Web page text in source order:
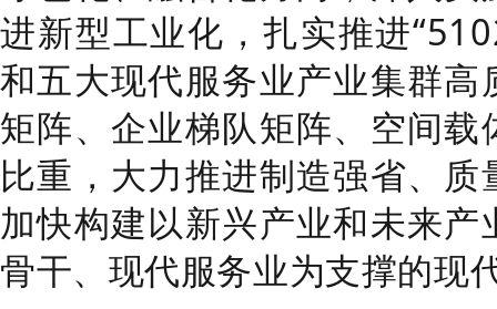
进新型工业化， 扎实推进
和五大现代服务业产业集群
矩阵、企业梯队矩阵、空间载
比重 ， 大力推进制造强省、质
加快构建以新兴产业和未来产
骨干、现代服务业为支撑的现